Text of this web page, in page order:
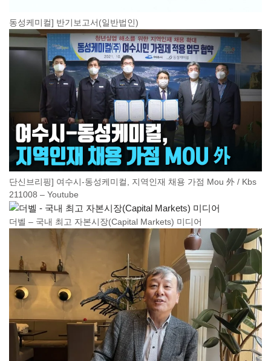
동성케미컬] 반기보고서(일반법인)
단신브리핑] 여수시-동성케미컬, 지역인재 채용 가점 Mou 外 / Kbs
211008 – Youtube
더벨 – 국내 최고 자본시장(Capital Markets) 미디어